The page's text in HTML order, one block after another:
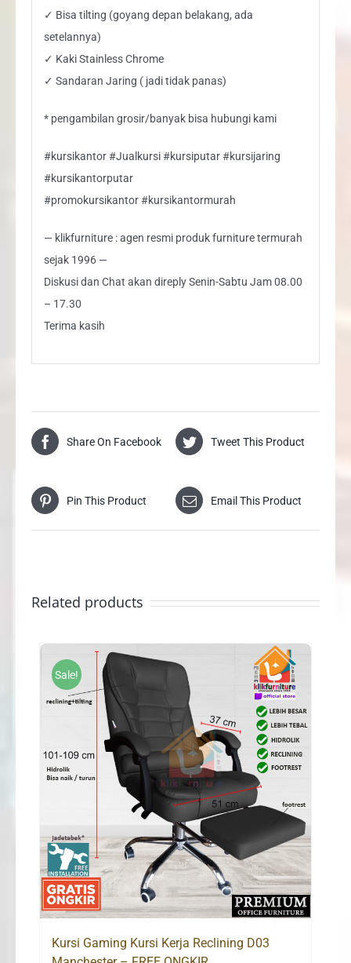
✓ Bisa tilting (goyang depan belakang, ada
setelannya)
✓ Kaki Stainless Chrome
✓ Sandaran Jaring ( jadi tidak panas)
* pengambilan grosir/banyak bisa hubungi kami
#kursikantor #Jualkursi #kursiputar #kursijaring
#kursikantorputar
#promokursikantor #kursikantormurah
— klikfurniture : agen resmi produk furniture termurah
sejak 1996 —
Diskusi dan Chat akan direply Senin-Sabtu Jam 08.00
– 17.30
Terima kasih
Share On Facebook Tweet This Product
Pin This Product Email This Product
Related products
Sale!
Kursi Gaming Kursi Kerja Reclining D03